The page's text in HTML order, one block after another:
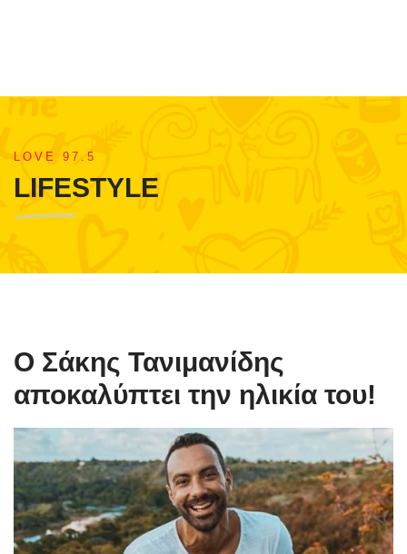
LOVE 97.5
LIFESTYLE
Ο Σάκης Τανιμανίδης
αποκαλύπτει την ηλικία του!